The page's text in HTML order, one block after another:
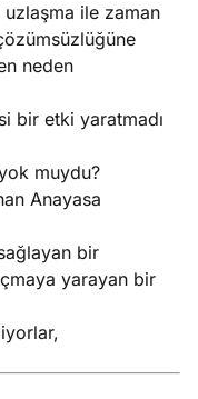
ile zaman
neden
bir etki yaratmadı
muydu?
Anayasa
bir
yarayan bir